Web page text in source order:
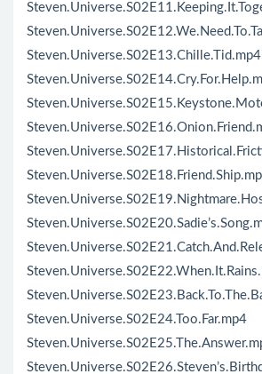
Steven.Universe.S02E13.Chille.Tid.mp4
Steven.Universe.S02E24.Too.Far.mp4